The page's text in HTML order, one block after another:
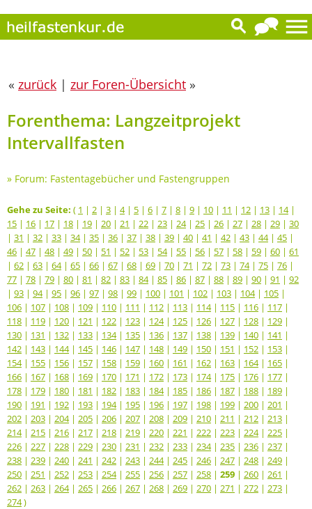
« zurück | zur Foren-Übersicht »
Forenthema: Langzeitprojekt
Intervallfasten
» Forum: Fastentagebücher und Fastengruppen
Gehe zu Seite: ( 1 | 2 | 3 | 4| 5 | 6 | 7 | 8 | 9 | 10 | 11 | 12 | 13 | 14|
15 | 16 | 17 | 18 | 19 | 20 | 21 | 22 | 23 | 24| 25 | 26 | 27 | 28 | 29 | 30
| 31 | 32 | 33 | 34| 35 | 36 | 37 | 38 | 39 | 40 | 41 | 42 | 43 | 44| 45 |
46 | 47 | 48 | 49 | 50 | 51 | 52 | 53 | 54| 55 | 56 | 57 | 58 | 59 | 60 | 61
| 62 | 63 | 64| 65 | 66 | 67 | 68 | 69 | 70 | 71 | 72 | 73 | 74| 75 | 76 |
77 | 78 | 79 | 80 | 81 | 82 | 83 | 84| 85 | 86 | 87 | 88 | 89 | 90 | 91 | 92
| 93 | 94| 95 | 96 | 97 | 98 | 99 | 100 | 101 | 102 | 103 | 104| 105 |
106 | 107 | 108 | 109 | 110 | 111 | 112 | 113 | 114| 115 | 116 | 117 |
118 | 119 | 120 | 121 | 122 | 123 | 124| 125 | 126 | 127 | 128 | 129 |
130 | 131 | 132 | 133 | 134| 135 | 136 | 137 | 138 | 139 | 140 | 141 |
142 | 143 | 144| 145 | 146 | 147 | 148 | 149 | 150 | 151 | 152 | 153 |
154| 155 | 156 | 157 | 158 | 159 | 160 | 161 | 162 | 163 | 164| 165 |
166 | 167 | 168 | 169 | 170 | 171 | 172 | 173 | 174| 175 | 176 | 177 |
178 | 179 | 180 | 181 | 182 | 183 | 184| 185 | 186 | 187 | 188 | 189 |
190 | 191 | 192 | 193 | 194| 195 | 196 | 197 | 198 | 199 | 200 | 201 |
202 | 203 | 204| 205 | 206 | 207 | 208 | 209 | 210 | 211 | 212 | 213 |
214| 215 | 216 | 217 | 218 | 219 | 220 | 221 | 222 | 223 | 224| 225 |
226 | 227 | 228 | 229 | 230 | 231 | 232 | 233 | 234| 235 | 236 | 237 |
238 | 239 | 240 | 241 | 242 | 243 | 244| 245 | 246 | 247 | 248 | 249 |
250 | 251 | 252 | 253 | 254| 255 | 256 | 257 | 258 | 259 | 260 | 261 |
262 | 263 | 264| 265 | 266 | 267 | 268 | 269 | 270 | 271 | 272 | 273 |
274)